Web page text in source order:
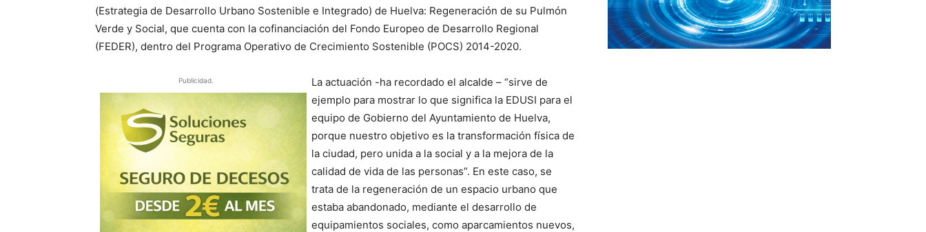
(Estrategia de Desarrollo Urbano Sostenible e Integrado) de Huelva: Regeneración de su Pulmón
Verde y Social, que cuenta con la cofinanciación del Fondo Europeo de Desarrollo Regional
(FEDER), dentro del Programa Operativo de Crecimiento Sostenible (POCS) 2014-2020.
Publicidad.
La actuación -ha recordado el alcalde – “sirve de
ejemplo para mostrar lo que significa la EDUSI para el
equipo de Gobierno del Ayuntamiento de Huelva,
porque nuestro objetivo es la transformación física de
la ciudad, pero unida a la social y a la mejora de la
calidad de vida de las personas”. En este caso, se
trata de la regeneración de un espacio urbano que
estaba abandonado, mediante el desarrollo de
equipamientos sociales, como aparcamientos nuevos,